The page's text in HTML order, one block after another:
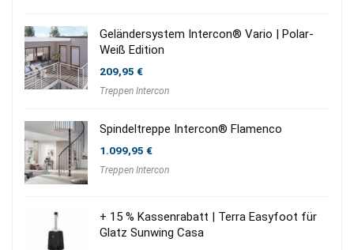
Geländersystem Intercon® Vario | Polar-
Weiß Edition
209,95 €
Treppen Intercon
Spindeltreppe Intercon® Flamenco
1.099,95 €
Treppen Intercon
+ 15 % Kassenrabatt | Terra Easyfoot für
Glatz Sunwing Casa